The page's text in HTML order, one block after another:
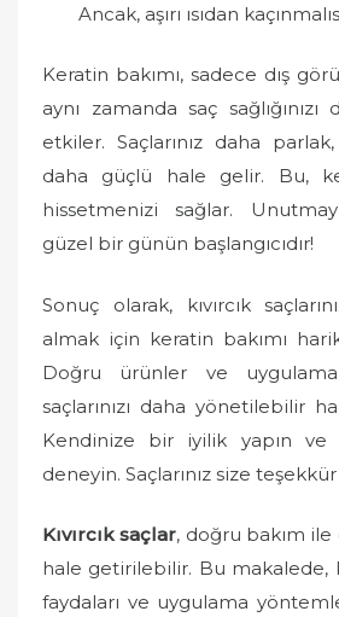
Ancak, aşırı ısıdan
Keratin bakımı, sadece dış
aynı zamanda saç
etkiler. Saçlarınız daha
daha güçlü hale gelir. Bu,
hissetmenizi sağlar.
güzel bir günün başlangıcıdır!
Sonuç olarak, kıvırcık
almak için keratin bakımı
Doğru ürünler ve
saçlarınızı daha yönetilebilir
Kendinize bir iyilik yapın ve
deneyin. Saçlarınız size
Kıvırcık saçlar, doğru bakım
hale getirilebilir. Bu makalede,
faydaları ve uygulama